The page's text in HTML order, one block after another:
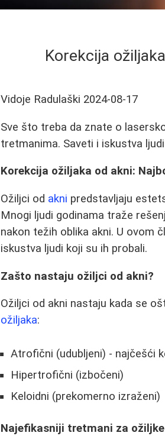
Korekcija
Vidoje Radulaški 2024-08-17
Sve što treba da znate o
tretmanima. Saveti i iskustva
Korekcija ožiljaka od akni:
Ožiljci od akni predstavljaju
Mnogi ljudi godinama traže
nakon težih oblika akni. U ovom
iskustva ljudi koji su ih probali.
Zašto nastaju ožiljci od akni?
Ožiljci od akni nastaju kada se
ožiljaka:
Atrofični (udubljeni) - najčešći
Hipertrofični (izbočeni)
Keloidni (prekomerno izraženi)
Najefikasniji tretmani za